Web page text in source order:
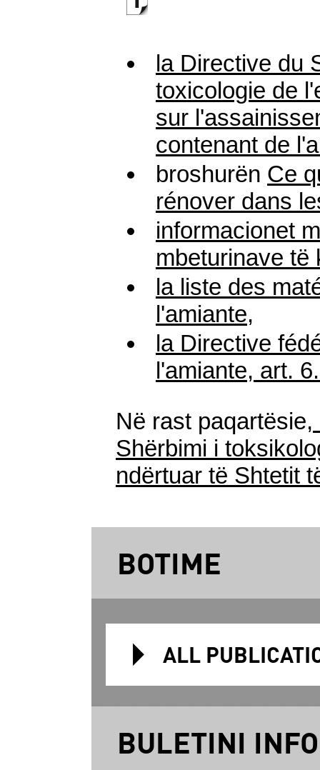
la Directive du
toxicologie de
sur
contenant de l'
broshurën Ce
rénover dans
informacionet
mbeturinave të
la liste des
l'amiante,
la Directive
l'amiante, art.
Në rast paqartësie,
Shërbimi i
ndërtuar të Shtetit
BOTIME
ALL
BULETINI